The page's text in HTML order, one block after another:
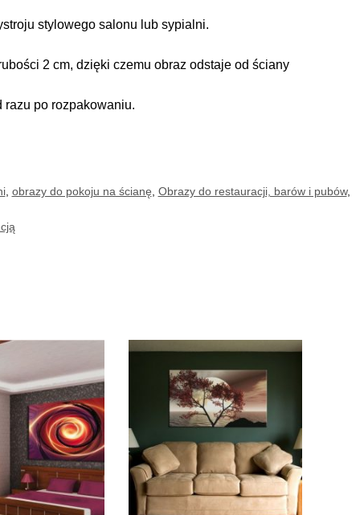
stylowego salonu lub sypialni.
2 cm, dzięki czemu obraz odstaje od ściany
razu po rozpakowaniu.
, obrazy do pokoju na ścianę Obrazy do restauracji, barów i pubów,